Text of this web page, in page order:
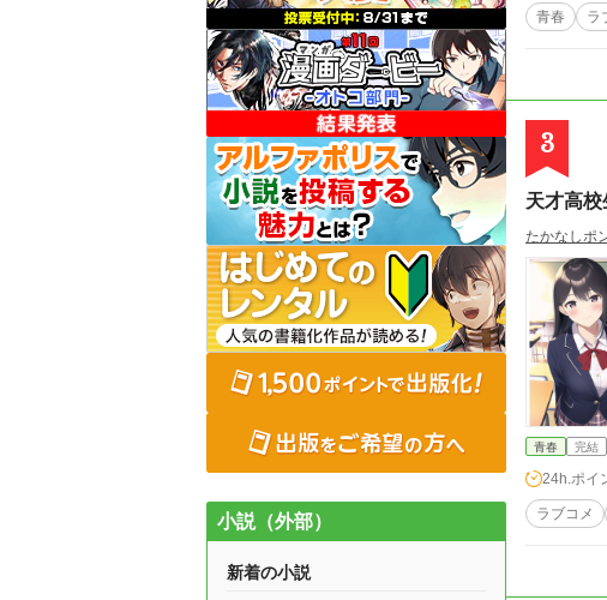
青春 ラ
3
天才高
たかなしポ
青春 完結
24h.ポイ
ラブコメ
小説（外部）
新着の小説